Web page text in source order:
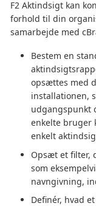
F2 Aktindsigt kan
forhold til din
samarbejde med
Bestem en
opsættes med
installationen,
udgangspunkt
enkelte bruger
enkelt
Opsæt et filter,
som
navngivning,
Definér, hvad